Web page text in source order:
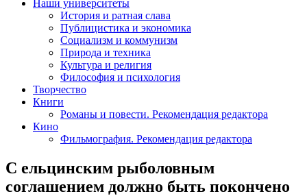
Наши университеты
История и ратная слава
Публицистика и экономика
Социализм и коммунизм
Природа и техника
Культура и религия
Философия и психология
Творчество
Книги
Романы и повести. Рекомендация редактора
Кино
Фильмография. Рекомендация редактора
С ельцинским рыболовным
соглашением должно быть покончено